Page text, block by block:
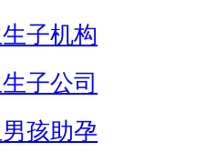
子机构
子公司
孩助孕